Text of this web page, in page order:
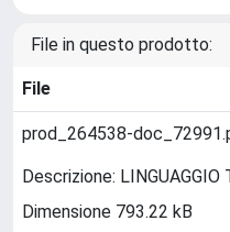
File in questo prodotto:
File
prod_264538-
Descrizione: LINGUAGGIO
Dimensione 793.22 kB